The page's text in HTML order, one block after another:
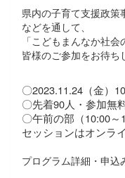
県内の子育て支援政策
などを通して、
「こどもまんなか社
皆様のご参加をお待ち
〇2023.11.24（金）
〇先着90人・参加無
〇午前の部（10:00
セッションはオンラ
プログラム詳細・申込